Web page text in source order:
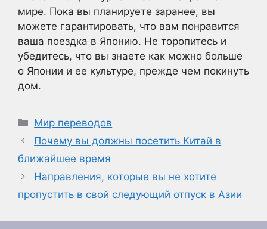
мире. Пока вы планируете заранее, вы
можете гарантировать, что вам понравится
ваша поездка в Японию. Не торопитесь и
убедитесь, что вы знаете как можно больше
о Японии и ее культуре, прежде чем покинуть
дом.
Рубрики
Мир переводов
Почему вы должны посетить Китай в
ближайшее время
Направления, которые вы не хотите
пропустить в свой следующий отпуск в Азии